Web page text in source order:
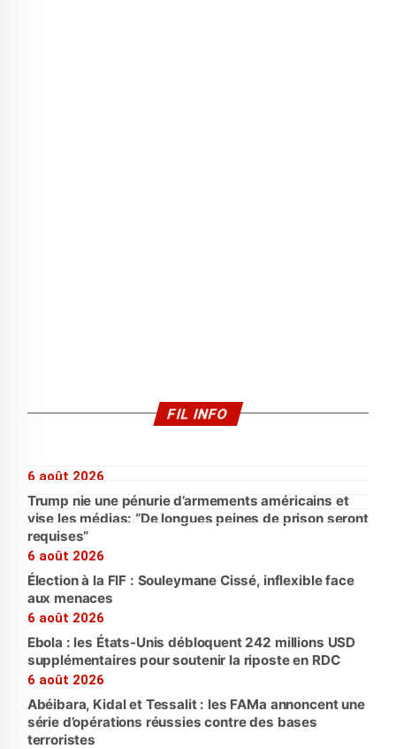
FIL INFO
6 août 2026
Trump nie une pénurie d’armements américains et
vise les médias: “De longues peines de prison seront
requises”
6 août 2026
Élection à la FIF : Souleymane Cissé, inflexible face
aux menaces
6 août 2026
Ebola : les États-Unis débloquent 242 millions USD
supplémentaires pour soutenir la riposte en RDC
6 août 2026
Abéibara, Kidal et Tessalit : les FAMa annoncent une
série d’opérations réussies contre des bases
terroristes